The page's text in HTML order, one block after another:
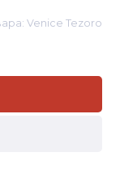
Venice Tezoro